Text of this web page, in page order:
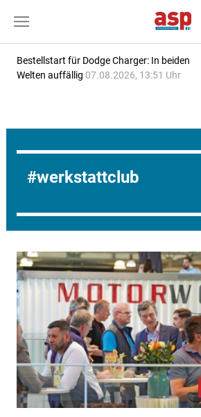
Bestellstart für Dodge Charger: In beiden
Welten auffällig 07.08.2026, 13:51 Uhr
werkstattclub